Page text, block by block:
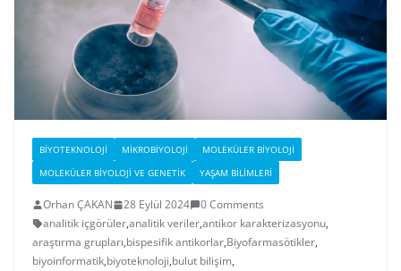
BIYOTEKNOLOJI MIKROBIYOLOJI
MOLEKÜLER BIYOLOJI
MOLEKÜLER BIYOLOJI VE GENETIK
YAŞAM BILIMLERI
Orhan ÇAKAN 28 Eylül 2024
0 Comments
analitik içgörüler,analitik veriler,antikor karakterizasyonu,
araştırma grupları,bispesifik antikorlar,Biyofarmasötikler,
biyoinformatik,biyoteknoloji,bulut bilişim,